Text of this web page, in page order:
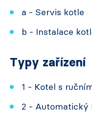
a - Servis kotle
b - Instalace
Typy zařízení
1 - Kotel s
2 - Automatický